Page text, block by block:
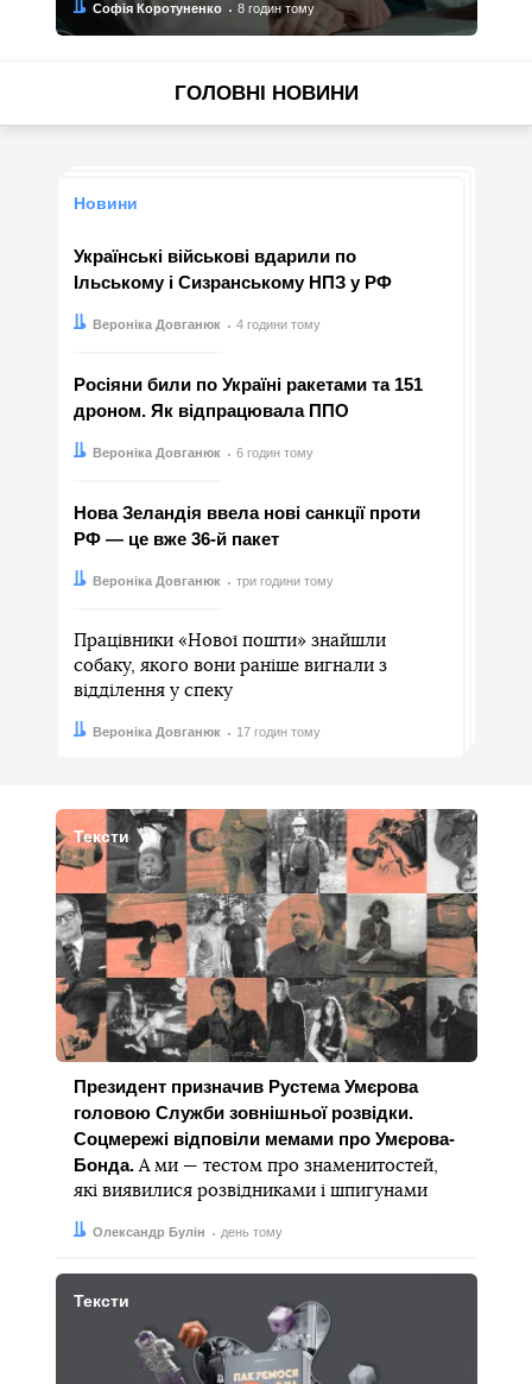
Автор:
Софія Коротуненко
Дата: 8 годин тому
ГОЛОВНІ НОВИНИ
Новини
Українські військові вдарили по
Ільському і Сизранському НПЗ у РФ
Автор:Вероніка Довганюк
Дата: 4 години тому
Росіяни били по Україні ракетами та 151
дроном. Як відпрацювала ППО
Автор:Вероніка Довганюк
Дата: 6 годин тому
Нова Зеландія ввела нові санкції проти
РФ — це вже 36-й пакет
Автор:Вероніка Довганюк
Дата: три години тому
Працівники «Нової пошти» знайшли
собаку, якого вони раніше вигнали з
відділення у спеку
Автор:Вероніка Довганюк
Дата: 17 годин тому
Тексти
Президент призначив Рустема Умєрова
головою Служби зовнішньої розвідки.
Соцмережі відповіли мемами про Умєрова-
Бонда.А ми — тестом про знаменитостей,
які виявилися розвідниками і шпигунами
Автор:
Олександр Булін
Дата: день тому
Тексти